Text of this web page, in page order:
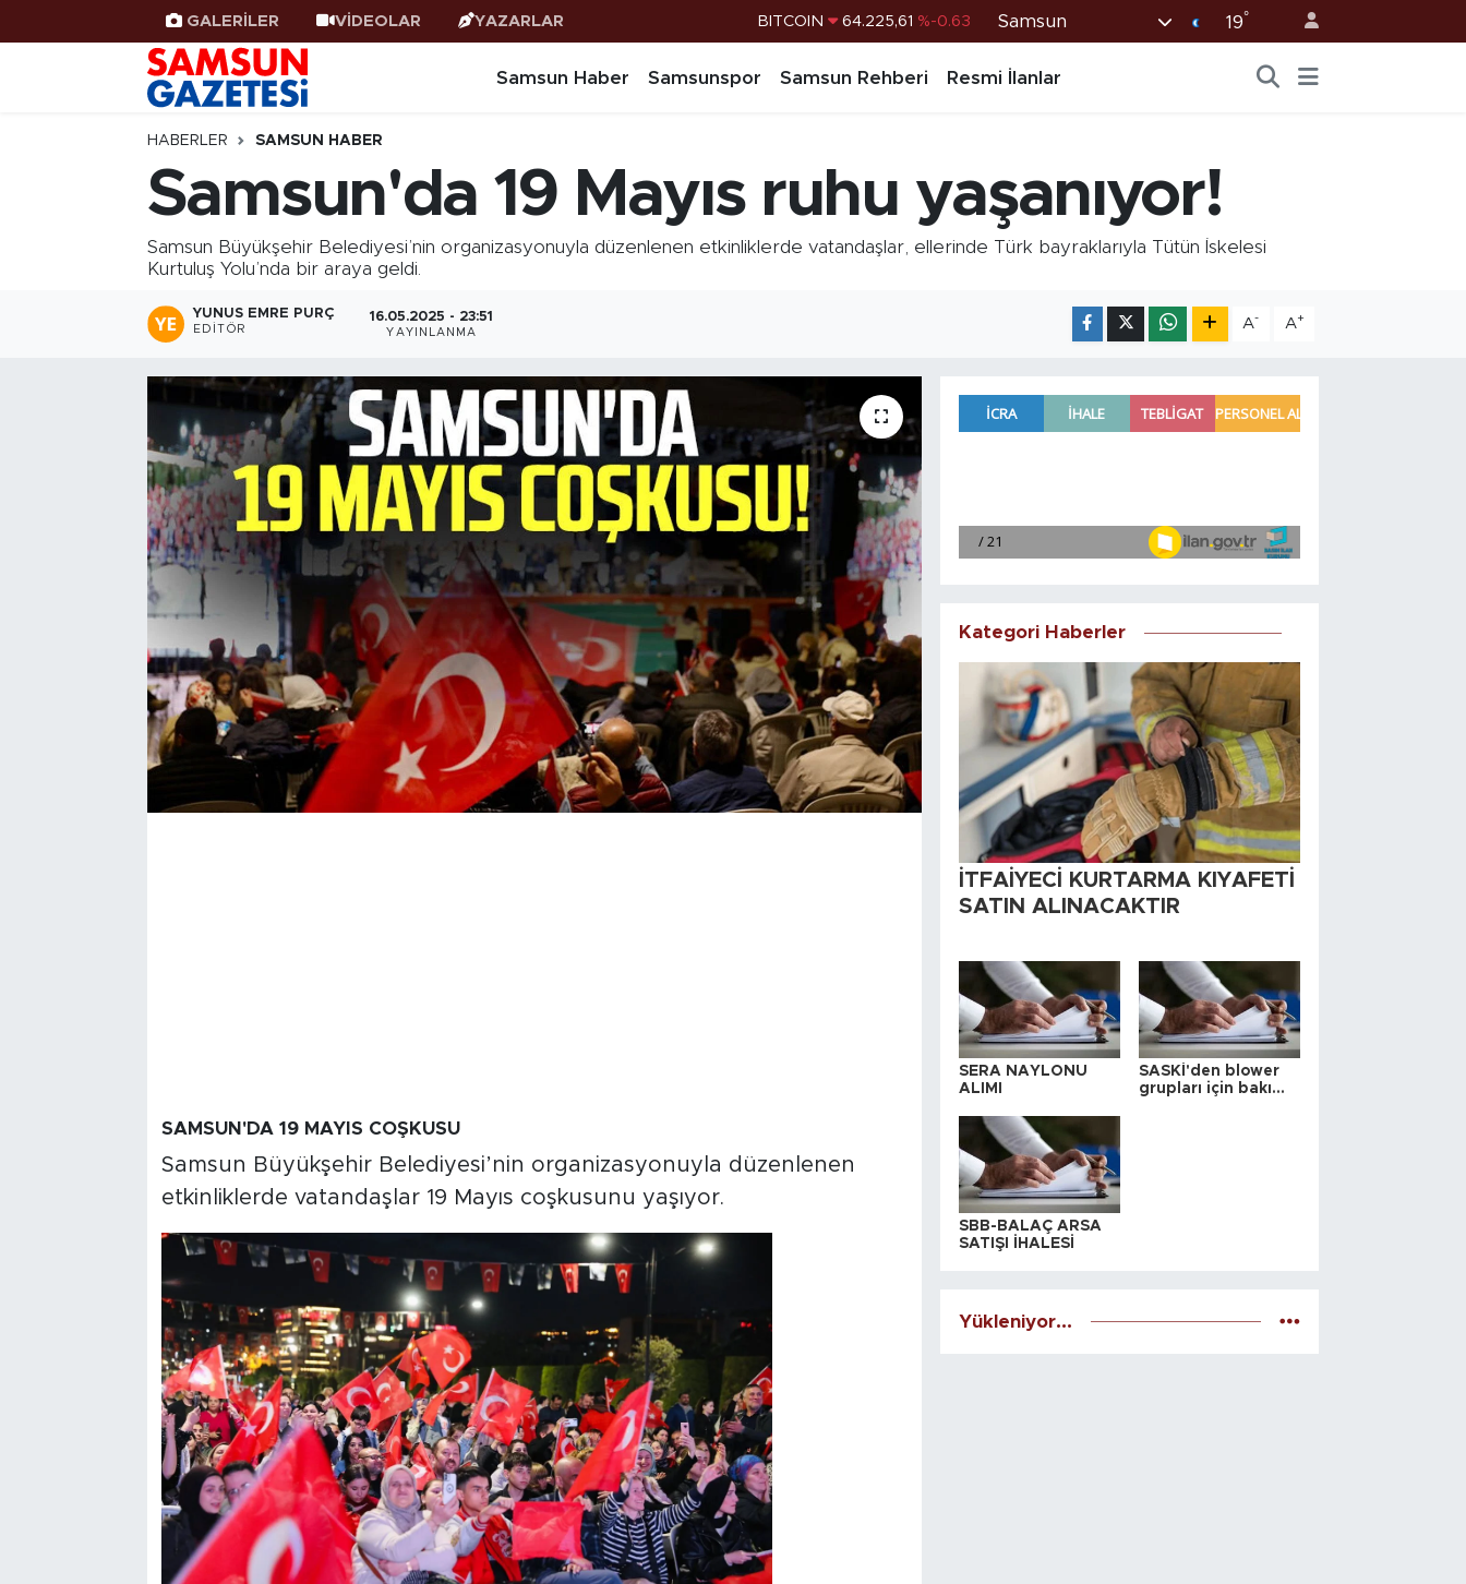
GALERİLER VİDEOLAR YAZARLAR DOLAR 47,7143 %0.16
BİST100 13.799 %70
BITCOIN 64.225,61 %-0.63
Samsun 19°
Samsun Haber Samsunspor Samsun Rehberi Resmi İlanlar
HABERLER SAMSUN HABER
Samsun'da 19 Mayıs ruhu yaşanıyor!
Samsun Büyükşehir Belediyesi’nin organizasyonuyla düzenlenen etkinliklerde vatandaşlar, ellerinde Türk bayraklarıyla Tütün İskelesi
Kurtuluş Yolu’nda bir araya geldi.
YUNUS EMRE PURÇ
EDITÖR
16.05.2025 - 23:51
YAYINLANMA
A- A+
SAMSUN'DA 19 MAYIS COŞKUSU
Samsun Büyükşehir Belediyesi’nin organizasyonuyla düzenlenen
etkinliklerde vatandaşlar 19 Mayıs coşkusunu yaşıyor.
Kategori Haberler
İTFAİYECİ KURTARMA KIYAFETİ
SATIN ALINACAKTIR
SERA NAYLONU
ALIMI
SASKİ'den blower
grupları için bakım
SBB-BALAÇ ARSA
SATIŞI İHALESİ
Yükleniyor...
Samsun Haber
Samsunspor
Samsun Rehberi
Resmi İlanlar
Samsun Nöbetçi Eczaneler
Samsun Hava Durumu
SAMSUN Namaz Vakitleri
Samsun Trafik Yoğunluk Haritası
Süper Lig Puan Durumu ve Fikstür
Son Dakika Haberleri
Haber Arşivi